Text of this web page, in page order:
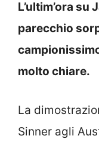
L’ultim’ora
parecchio
molto chiare.
La
Sinner agli